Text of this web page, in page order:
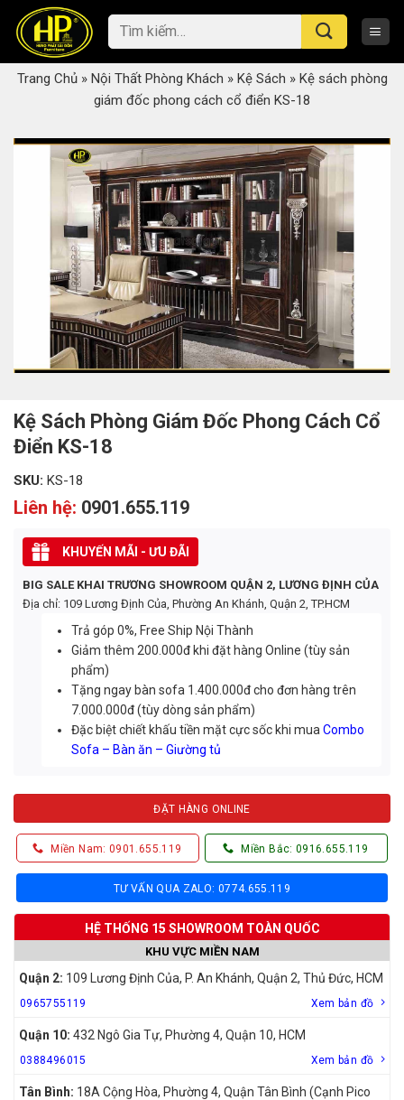
content
Tìm
kiếm:
Trang Chủ» Nội Thất Phòng Khách » Kệ Sách » Kệ sách phòng
giám đốc phong cách cổ điển KS-18
Kệ Sách Phòng Giám Đốc Phong Cách Cổ
Điển KS-18
SKU: KS-18
Liên hệ: 0901.655.119
KHUYẾN MÃI - ƯU ĐÃI
BIG SALE KHAI TRƯƠNG SHOWROOM QUẬN 2, LƯƠNG ĐỊNH CỦA
Địa chỉ: 109 Lương Định Của, Phường An Khánh, Quận 2, TP.HCM
Trả góp 0%, Free Ship Nội Thành
Giảm thêm 200.000đ khi đặt hàng Online (tùy sản
phẩm)
Tặng ngay bàn sofa 1.400.000đ cho đơn hàng trên
7.000.000đ (tùy dòng sản phẩm)
Đặc biệt chiết khấu tiền mặt cực sốc khi muaCombo
Sofa – Bàn ăn – Giường tủ
ĐẶT HÀNG ONLINE
Miền Nam: 0901.655.119 Miền Bắc: 0916.655.119
TƯ VẤN QUA ZALO: 0774.655.119
HỆ THỐNG 15 SHOWROOM TOÀN QUỐC
KHU VỰC MIỀN NAM
Quận 2: 109 Lương Định Của, P. An Khánh, Quận 2, Thủ Đức, HCM
0965755119 Xem bản đồ
Quận 10: 432 Ngô Gia Tự, Phường 4, Quận 10, HCM
0388496015 Xem bản đồ
Tân Bình: 18A Cộng Hòa, Phường 4, Quận Tân Bình (Cạnh Pico